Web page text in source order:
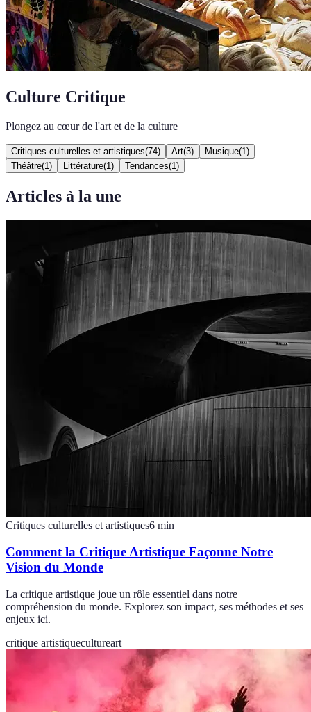
Culture Critique
Plongez au cœur de l'art et de la culture
Critiques culturelles et artistiques(74) Art(3) Musique(1 )
Théâtre(1 ) Littérature(1 ) Tendances(1 )
Articles à la une
Critiques culturelles et artistiques6 min
Comment la Critique Artistique Façonne Notre
Vision du Monde
La critique artistique joue un rôle essentiel dans notre
compréhension du monde. Explorez son impact, ses méthodes et ses
enjeux ici.
critique artistiquecultureart